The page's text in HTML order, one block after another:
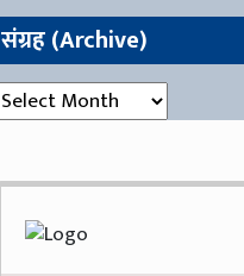
संग्रह (Archive)
संग्रह (Archive)